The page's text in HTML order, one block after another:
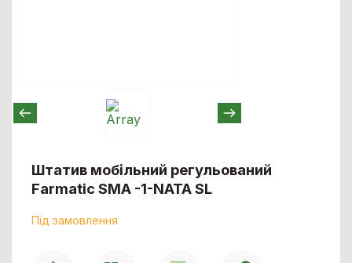
Штатив мобільний регульований
Farmatic SMA -1-NATA SL
Під замовлення